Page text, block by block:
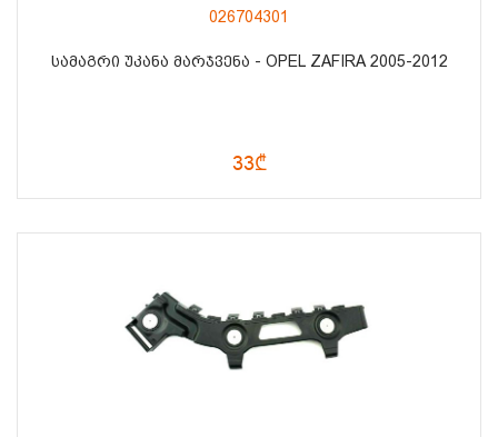
026704301
ᲡᲐᲛᲐᲒᲠᲘ ᲣᲙᲐᲜᲐ ᲛᲐᲠᲯᲕᲔᲜᲐ - OPEL ZAFIRA 2005-2012
33₾